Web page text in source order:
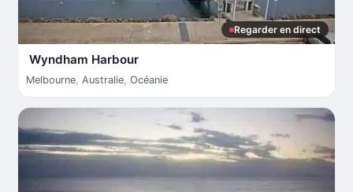
Regarder en direct
Wyndham Harbour
Melbourne, Australie, Océanie